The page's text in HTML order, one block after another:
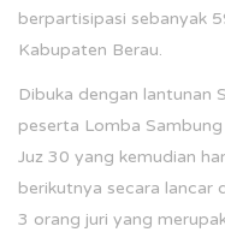
berpartisipasi sebanyak
Kabupaten Berau.
Dibuka dengan lantunan
peserta Lomba
Juz 30 yang kemudian
berikutnya secara lancar
3 orang juri yang